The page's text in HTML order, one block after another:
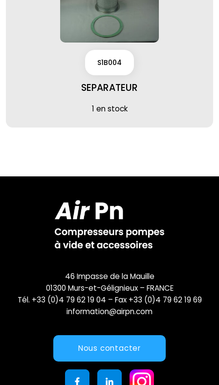
S1B004
SEPARATEUR
1 en stock
46 Impasse de la Mauille
01300 Murs-et-Gélignieux – FRANCE
Tél. +33 (0)4 79 62 19 04 – Fax +33 (0)4 79 62 19 69
information@airpn.com
Nous contacter